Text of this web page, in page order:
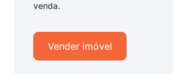
venda.
Vender imóvel